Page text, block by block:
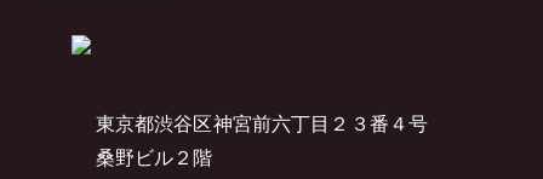
東京都渋谷区神宮前六丁目２３番４号
桑野ビル２階